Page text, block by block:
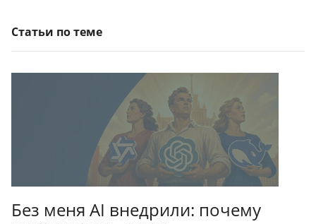
Статьи по теме
Без меня AI внедрили: почему